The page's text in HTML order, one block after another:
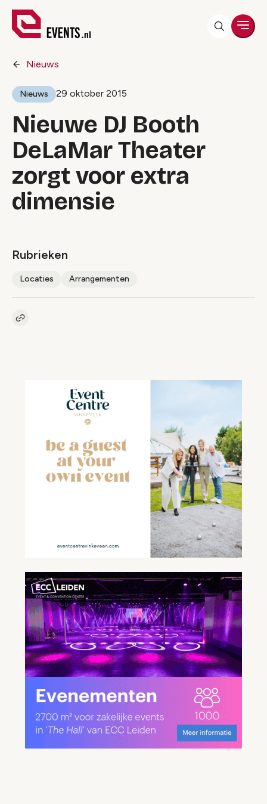
Nieuws
Nieuws 29 oktober 2015
Nieuwe DJ Booth
DeLaMar Theater
zorgt voor extra
dimensie
Rubrieken
Locaties Arrangementen
Kopieer link naar artikel